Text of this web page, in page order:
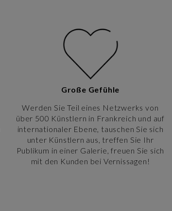
Große Gefühle
Werden Sie Teil eines Netzwerks von
über 500 Künstlern in Frankreich und auf
internationaler Ebene, tauschen Sie sich
unter Künstlern aus, treffen Sie Ihr
Publikum in einer Galerie, freuen Sie sich
mit den Kunden bei Vernissagen!